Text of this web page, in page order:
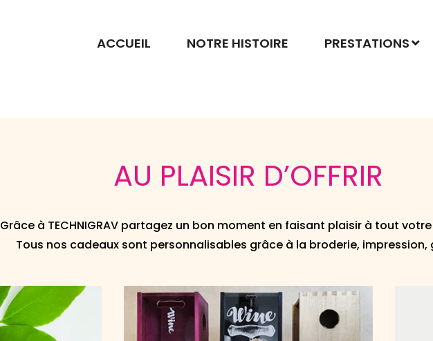
ACCUEIL NOTRE HISTOIRE PRESTATIONS
AU PLAISIR D’OFFRIR
Grâce à TECHNIGRAV partagez un bon moment en faisant plaisir à tout
Tous nos cadeaux sont personnalisables grâce à la broderie, impression,